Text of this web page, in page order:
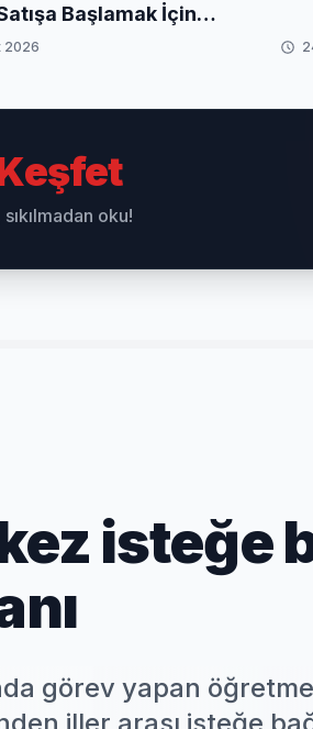
Başlamak İçin
Rehber
2026
oku!
isteğe
görev yapan